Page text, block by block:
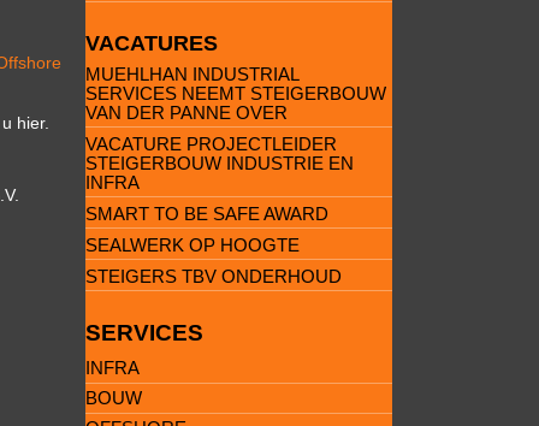
hier.
VACATURES
MUEHLHAN INDUSTRIAL
SERVICES NEEMT STEIGERBOUW
VAN DER PANNE OVER
VACATURE PROJECTLEIDER
STEIGERBOUW INDUSTRIE EN
INFRA
SMART TO BE SAFE AWARD
SEALWERK OP HOOGTE
STEIGERS TBV ONDERHOUD
SERVICES
INFRA
BOUW